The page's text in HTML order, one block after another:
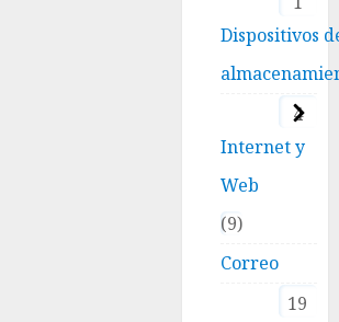
Dispositivos
4
Internet y
Web
9
Correo
19